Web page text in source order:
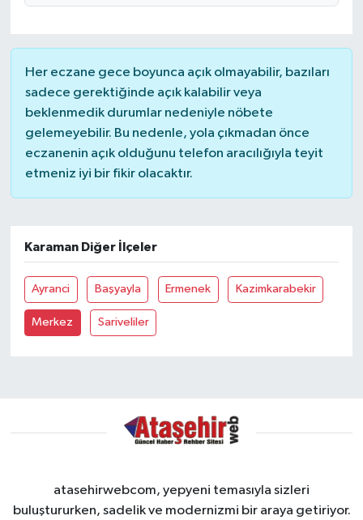
Her eczane gece boyunca açık olmayabilir, bazıları
sadece gerektiğinde açık kalabilir veya
beklenmedik durumlar nedeniyle nöbete
gelemeyebilir. Bu nedenle, yola çıkmadan önce
eczanenin açık olduğunu telefon aracılığıyla teyit
etmeniz iyi bir fikir olacaktır.
Karaman Diğer İlçeler
Ayranci Başyayla Ermenek Kazimkarabekir
Merkez Sariveliler
atasehirwebcom, yepyeni temasıyla sizleri
buluştururken, sadelik ve modernizmi bir araya getiriyor.